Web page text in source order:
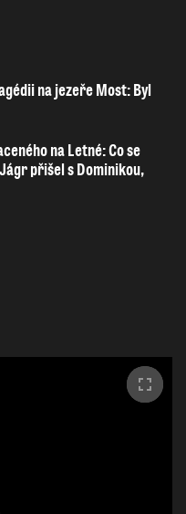
na jezeře Most: Byl
na Letné: Co se
přišel s Dominikou,